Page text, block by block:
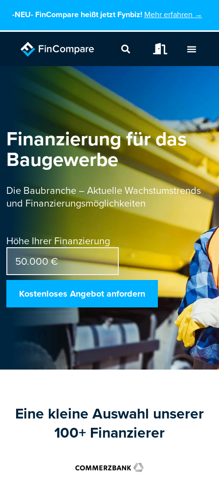
-NEU-FinCompare heißt jetzt Fynbiz! Mehr erfahren →
Finanzierung für das
Baugewerbe
Die Baubranche – Aktuelle Wachstumstrends
und Finanzierungsmöglichkeiten
Höhe Ihrer Finanzierung
Kostenloses Angebot anfordern
Eine kleine Auswahl unserer
100+ Finanzierer